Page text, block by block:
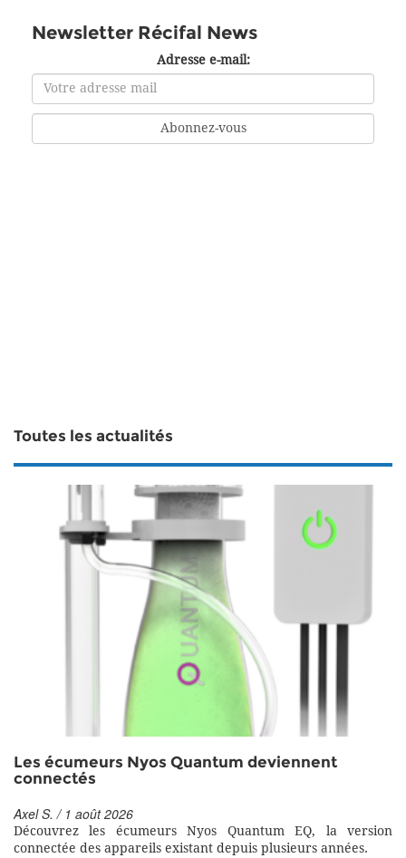
Newsletter Récifal News
Adresse e-mail:
Toutes les actualités
Les écumeurs Nyos Quantum deviennent
connectés
Axel S. / 1 août 2026
Découvrez les écumeurs Nyos Quantum EQ, la version
connectée des appareils existant depuis plusieurs années.